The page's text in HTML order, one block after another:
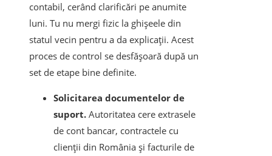
contabil, cerând clarificări pe anumite
luni. Tu nu mergi fizic la ghișeele din
statul vecin pentru a da explicații. Acest
proces de control se desfășoară după un
set de etape bine definite.
Solicitarea documentelor de
suport. Autoritatea cere extrasele
de cont bancar, contractele cu
clienții din România și facturile de